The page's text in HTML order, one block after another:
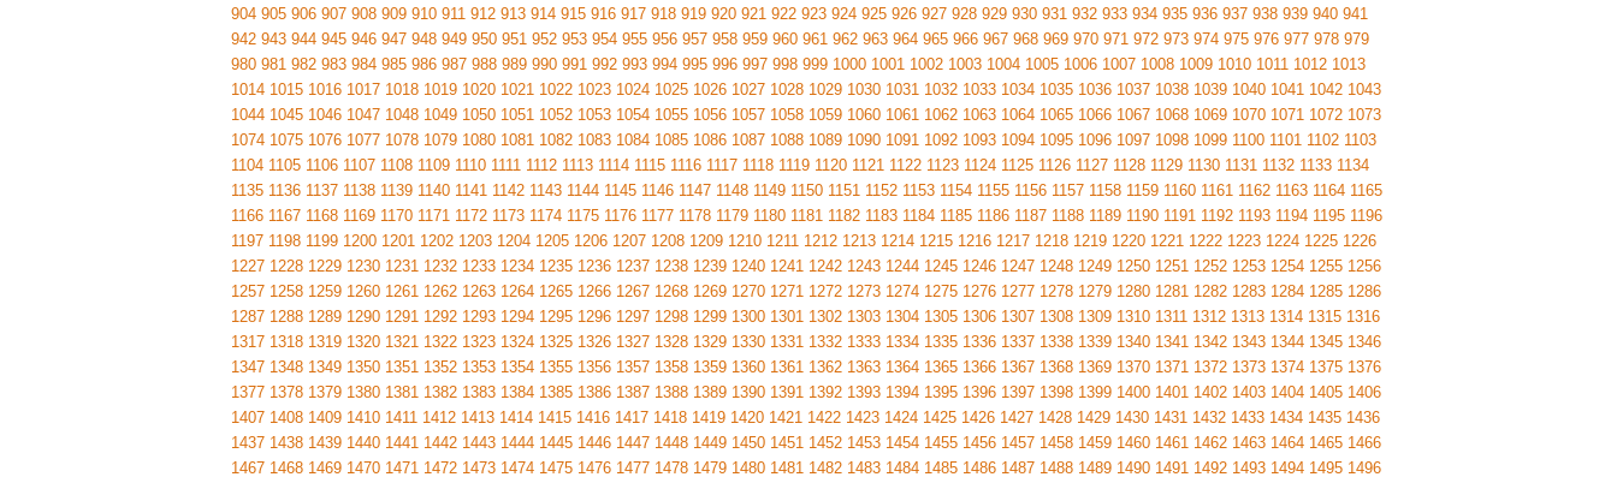
904 905 906 907 908 909 910 911 912 913 914 915 916 917 918 919 920 921 922 923 924 925 926 927 928 929 930 931 932 933 934 935 936 937 938 939 940 941
942 943 944 945 946 947 948 949 950 951 952 953 954 955 956 957 958 959 960 961 962 963 964 965 966 967 968 969 970 971 972 973 974 975 976 977 978 979
980 981 982 983 984 985 986 987 988 989 990 991 992 993 994 995 996 997 998 999 1000 1001 1002 1003 1004 1005 1006 1007 1008 1009 1010 1011 1012 1013
1014 1015 1016 1017 1018 1019 1020 1021 1022 1023 1024 1025 1026 1027 1028 1029 1030 1031 1032 1033 1034 1035 1036 1037 1038 1039 1040 1041 1042 1043
1044 1045 1046 1047 1048 1049 1050 1051 1052 1053 1054 1055 1056 1057 1058 1059 1060 1061 1062 1063 1064 1065 1066 1067 1068 1069 1070 1071 1072 1073
1074 1075 1076 1077 1078 1079 1080 1081 1082 1083 1084 1085 1086 1087 1088 1089 1090 1091 1092 1093 1094 1095 1096 1097 1098 1099 1100 1101 1102 1103
1104 1105 1106 1107 1108 1109 1110 1111 1112 1113 1114 1115 1116 1117 1118 1119 1120 1121 1122 1123 1124 1125 1126 1127 1128 1129 1130 1131 1132 1133 1134
1135 1136 1137 1138 1139 1140 1141 1142 1143 1144 1145 1146 1147 1148 1149 1150 1151 1152 1153 1154 1155 1156 1157 1158 1159 1160 1161 1162 1163 1164 1165
1166 1167 1168 1169 1170 1171 1172 1173 1174 1175 1176 1177 1178 1179 1180 1181 1182 1183 1184 1185 1186 1187 1188 1189 1190 1191 1192 1193 1194 1195 1196
1197 1198 1199 1200 1201 1202 1203 1204 1205 1206 1207 1208 1209 1210 1211 1212 1213 1214 1215 1216 1217 1218 1219 1220 1221 1222 1223 1224 1225 1226
1227 1228 1229 1230 1231 1232 1233 1234 1235 1236 1237 1238 1239 1240 1241 1242 1243 1244 1245 1246 1247 1248 1249 1250 1251 1252 1253 1254 1255 1256
1257 1258 1259 1260 1261 1262 1263 1264 1265 1266 1267 1268 1269 1270 1271 1272 1273 1274 1275 1276 1277 1278 1279 1280 1281 1282 1283 1284 1285 1286
1287 1288 1289 1290 1291 1292 1293 1294 1295 1296 1297 1298 1299 1300 1301 1302 1303 1304 1305 1306 1307 1308 1309 1310 1311 1312 1313 1314 1315 1316
1317 1318 1319 1320 1321 1322 1323 1324 1325 1326 1327 1328 1329 1330 1331 1332 1333 1334 1335 1336 1337 1338 1339 1340 1341 1342 1343 1344 1345 1346
1347 1348 1349 1350 1351 1352 1353 1354 1355 1356 1357 1358 1359 1360 1361 1362 1363 1364 1365 1366 1367 1368 1369 1370 1371 1372 1373 1374 1375 1376
1377 1378 1379 1380 1381 1382 1383 1384 1385 1386 1387 1388 1389 1390 1391 1392 1393 1394 1395 1396 1397 1398 1399 1400 1401 1402 1403 1404 1405 1406
1407 1408 1409 1410 1411 1412 1413 1414 1415 1416 1417 1418 1419 1420 1421 1422 1423 1424 1425 1426 1427 1428 1429 1430 1431 1432 1433 1434 1435 1436
1437 1438 1439 1440 1441 1442 1443 1444 1445 1446 1447 1448 1449 1450 1451 1452 1453 1454 1455 1456 1457 1458 1459 1460 1461 1462 1463 1464 1465 1466
1467 1468 1469 1470 1471 1472 1473 1474 1475 1476 1477 1478 1479 1480 1481 1482 1483 1484 1485 1486 1487 1488 1489 1490 1491 1492 1493 1494 1495 1496